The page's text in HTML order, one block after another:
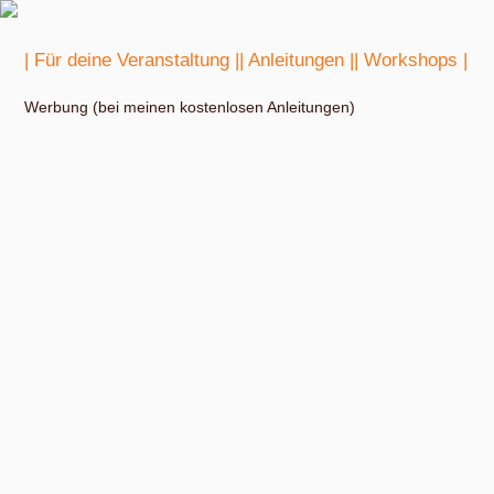
| Für deine Veranstaltung || Anleitungen || Workshops |
Werbung (bei meinen kostenlosen Anleitungen)